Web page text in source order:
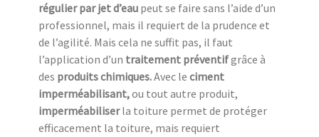
régulier par jet d’eau peut se faire sans l’aide d’un
professionnel, mais il requiert de la prudence et
de l’agilité. Mais cela ne suffit pas, il faut
l’application d’un traitement préventifgrâce à
des produits chimiques.Avec le ciment
imperméabilisant,ou tout autre produit,
imperméabiliserla toiture permet de protéger
efficacement la toiture, mais requiert